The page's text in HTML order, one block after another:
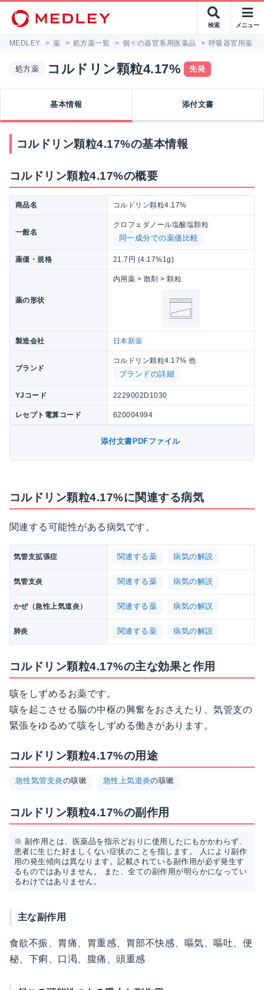
検索 メニュー
MEDLEY > 薬 > 処方薬一覧 > 個々の器官系用医薬品 > 呼吸器官用薬
処方薬 コルドリン顆粒4.17% 先発
基本情報 添付文書
コルドリン顆粒4.17%の基本情報
コルドリン顆粒4.17%の概要
商品名 コルドリン顆粒4.17%
一般名
クロフェダノール塩酸塩顆粒
同一成分での薬価比較
薬価・規格 21.7円 (4.17%1g)
薬の形状
内用薬 > 散剤 > 顆粒
製造会社 日本新薬
ブランド
コルドリン顆粒4.17% 他
ブランドの詳細
YJコード 2229002D1030
レセプト電算コード 620004994
添付文書PDFファイル
コルドリン顆粒4.17%に関連する病気
関連する可能性がある病気です。
気管支拡張症 関連する薬 病気の解説
気管支炎 関連する薬 病気の解説
かぜ（急性上気道炎） 関連する薬 病気の解説
肺炎 関連する薬 病気の解説
コルドリン顆粒4.17%の主な効果と作用
咳をしずめるお薬です。
咳を起こさせる脳の中枢の興奮をおさえたり、気管支の
緊張をゆるめて咳をしずめる働きがあります。
コルドリン顆粒4.17%の用途
急性気管支炎の咳嗽 急性上気道炎の咳嗽
コルドリン顆粒4.17%の副作用
※ 副作用とは、医薬品を指示どおりに使用したにもかかわらず、
患者に生じた好ましくない症状のことを指します。 人により副作
用の発生傾向は異なります。記載されている副作用が必ず発生す
るものではありません。 また、全ての副作用が明らかになってい
るわけではありません。
主な副作用
食欲不振、胃痛、胃重感、胃部不快感、嘔気、嘔吐、便
秘、下痢、口渇、腹痛、頭重感